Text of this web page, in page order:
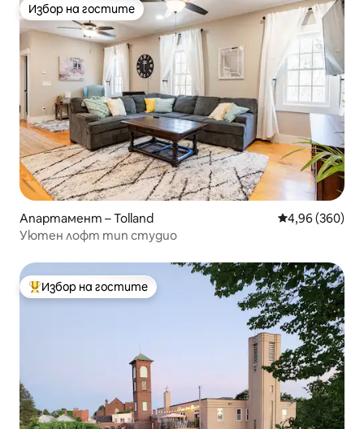
Избор на гостите
Избор на гостите
Апартамент – Tolland Средна
4,96 (360)
Уютен лофт тип студио
Най-популярен избор на гостите
Избор на гостите